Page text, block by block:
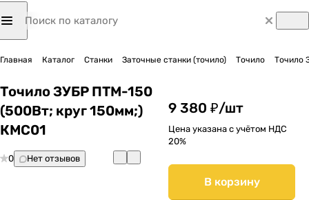
Главная Каталог Станки Заточные станки (точило) Точило Точило
Точило ЗУБР ПТМ-150
(500Вт; круг 150мм;)
КМС01
0 Нет отзывов
9 380 ₽/шт
Цена указана с учётом НДС
20%
В корзину